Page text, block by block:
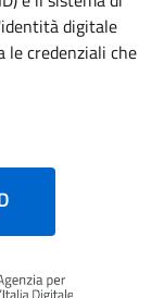
digitale
le credenziali che